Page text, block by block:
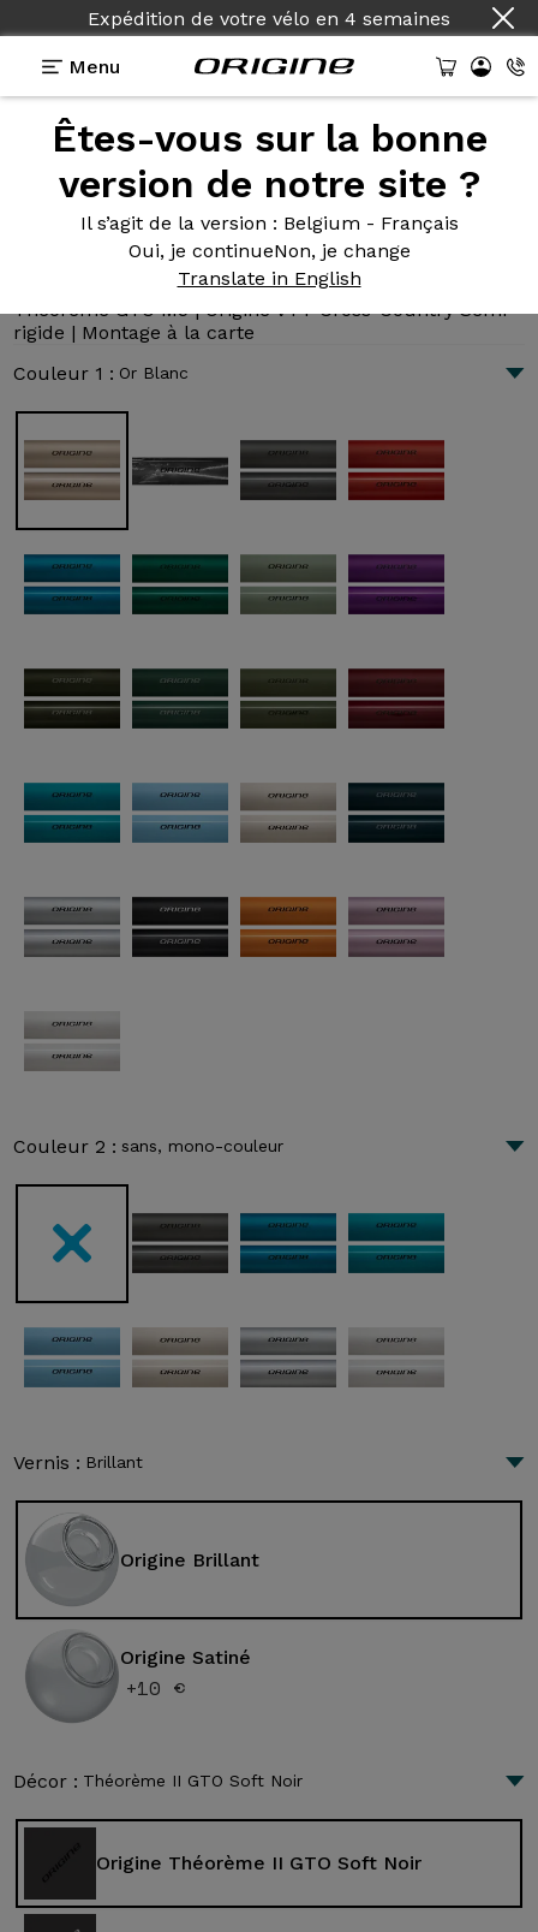
Pays : Français
Menu
Êtes-vous sur la bonne
version de notre site ?
Il s’agit de la version : Belgium - Français
Oui, je continueNon, je change
Translate in English
Présentation
Théorème GTO M5
Théorème GTO M5 | Origine VTT Cross-Country Semi-
rigide | Montage à la carte
Couleur 1 : Or Blanc
Couleur 2 : sans, mono-couleur
Vernis : Brillant
Origine Brillant
Origine Satiné
+10 €
Décor : Théorème II GTO Soft Noir
Origine Théorème II GTO Soft Noir